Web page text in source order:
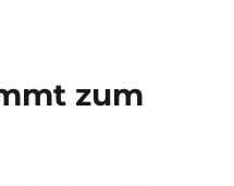
zum